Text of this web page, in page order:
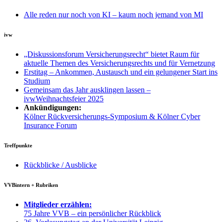
Alle reden nur noch von KI – kaum noch jemand von MI
ivw
„Diskussionsforum Versicherungsrecht“ bietet Raum für
aktuelle Themen des Versicherungsrechts und für Vernetzung
Erstitag – Ankommen, Austausch und ein gelungener Start ins
Studium
Gemeinsam das Jahr ausklingen lassen –
ivwWeihnachtsfeier 2025
Ankündigungen:
Kölner Rückversicherungs-Symposium & Kölner Cyber
Insurance Forum
Treffpunkte
Rückblicke / Ausblicke
VVBintern + Rubriken
Mitglieder erzählen:
75 Jahre VVB – ein persönlicher Rückblick